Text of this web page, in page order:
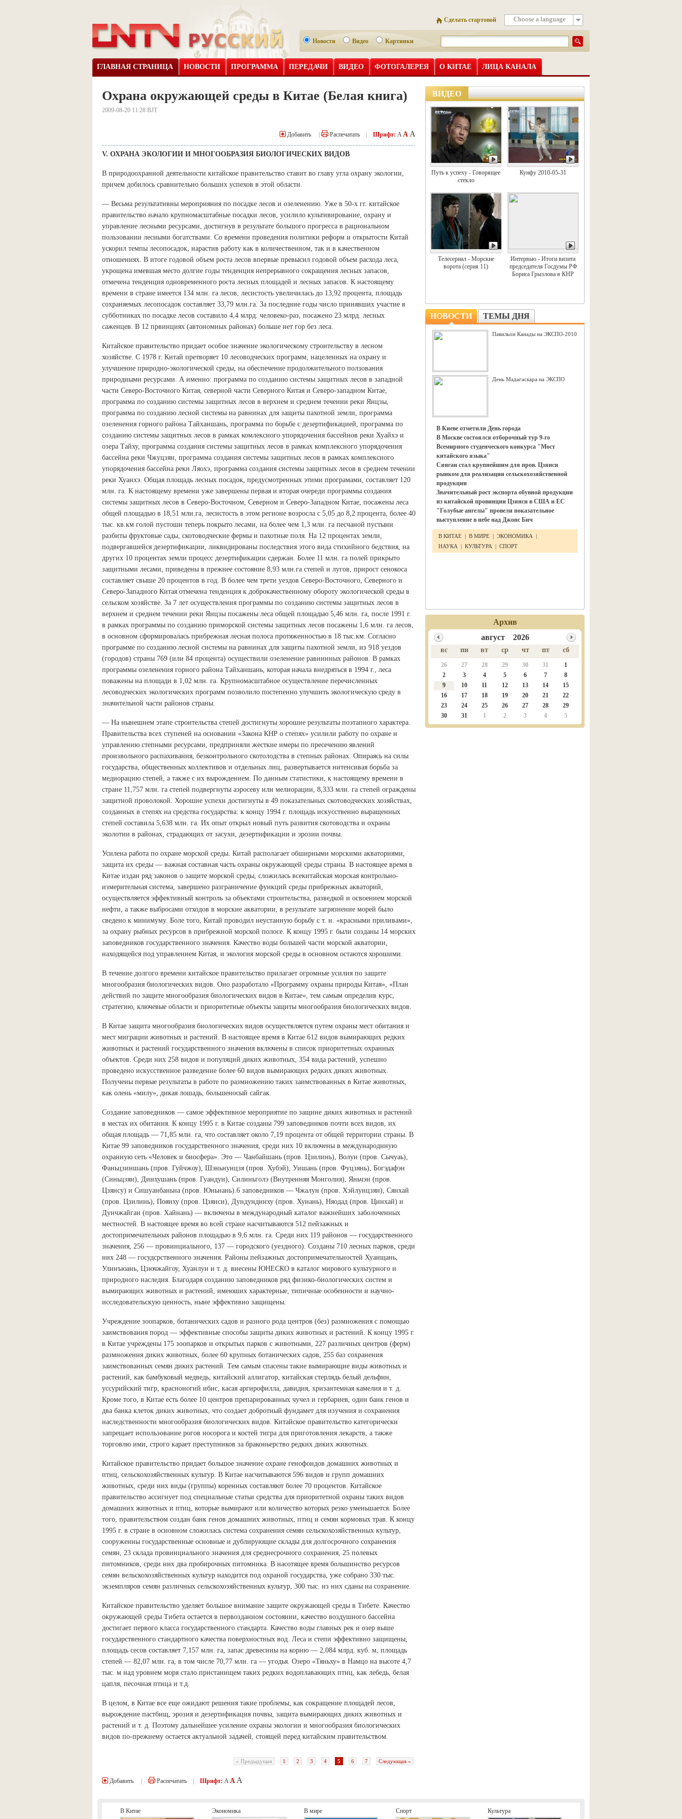
Choose a language
Сделать стартовой
Новости Видео Картинки
ГЛАВНАЯ СТРАНИЦА НОВОСТИ ПРОГРАММА ПЕРЕДАЧИ ВИДЕО ФОТОГАЛЕРЕЯ О КИТАЕ ЛИЦА КАНАЛА
Охрана окружающей среды в Китае (Белая книга)
2009-08-20 11:28 BJT
Добавить Распечатать Шрифт: A A A
V. ОХРАНА ЭКОЛОГИИ И МНОГООБРАЗИЯ БИОЛОГИЧЕСКИХ ВИДОВ
В природоохранной деятельности китайское правительство ставит во главу угла охрану экологии,
причем добилось сравнительно больших успехов в этой области.
— Весьма результативны мероприяния по посадке лесов и озеленению. Уже в 50-х гг. китайское
правительство начало крупномасштабные посадки лесов, усилило культивирование, охрану и
управление лесными ресурсами, достигнув в результате большого прогресса в рациональном
пользовании лесными богатствами. Со времени проведения политики реформ и открытости Китай
ускорил темпы лесопосадок, нарастив работу как в количественном, так и в качественном
отношениях. В итоге годовой объем роста лесов впервые превысил годовой объем расхода леса,
укрощена имевшая место долгие годы тенденция непрерывного сокращения лесных запасов,
отмечена тенденция одновременного роста лесных площадей и лесных запасов. К настоящему
времени в стране имеется 134 млн. га лесов, лесистость увеличилась до 13,92 процента, площадь
сохраняемых лесопосадок составляет 33,79 млн.га. За последние годы число принявших участие в
субботниках по посадке лесов составило 4,4 млрд. человеко-раз, посажено 23 млрд. лесных
саженцев. В 12 првинциях (автономных районах) больше нет гор без леса.
Китайское правительство придает особое значение экологическому строительству в лесном
хозяйстве. С 1978 г. Китай претворяет 10 лесоводческих программ, нацеленных на охрану и
улучшение природно-экологической среды, на обеспечение продолжительного ползования
природными ресурсами. А именно: программа по созданию системы защитных лесов в западной
части Северо-Восточного Китая, северной части Северного Китая и Северо-западном Китае,
программа по созданию системы защитных лесов в верхнем и среднем течении реки Янцзы,
программа по созданию лесной системы на равнинах для защиты пахотной земли, программа
озеленения горного района Тайханшань, программа по борьбе с дезертификацией, программа по
созданию системы защитных лесов в рамках комлексного упорядочения бассейнов реки Хуайхэ и
озера Тайху, программа создания системы защитных лесов в рамках комплексного упорядочения
бассейна реки Чжуцзян, программа создания системы защитных лесов в рамках комплексного
упорядочения бассейна реки Ляохэ, программа создания системы защитных лесов в среднем течении
реки Хуанхэ. Общая площадь лесных посадок, предусмотренных этими програмами, составляет 120
млн. га. К настоящему времени уже завершены первая и вторая очереди программы создания
системы защитных лесов в Северо-Восточном, Северном и Северо-Западном Китае, посажены леса
общей площадью в 18,51 млн.га, лесистость в этом регионе возросла с 5,05 до 8,2 процента, более 40
тыс. кв.км голой пустоши теперь покрыто лесами, на более чем 1,3 млн. га песчаной пустыни
разбиты фруктовые сады, скотоводческие фермы и пахотные поля. На 12 процентах земли,
подвергавшейся дезертификации, ликвидированы последствия этого вида стихийного бедствия, на
других 10 процентах земли процесс дезертификации сдержан. Более 11 млн. га полей прикрыто
защитными лесами, приведены в прежнее состояние 8,93 млн.га степей и лугов, прирост сенокоса
составляет свыше 20 процентов в год. В более чем трети уездов Северо-Восточного, Северного и
Северо-Западного Китая отмечена тенденция к доброкачественному обороту экологической среды в
сельском хозяйстве. За 7 лет осуществления программы по созданию системы защитных лесов в
верхнем и среднем течении реки Янцзы посажены леса общей площадью 5,46 млн. га, после 1991 г.
в рамках программы по созданию приморской системы защитных лесов посажены 1,6 млн. га лесов,
в основном сформировалась прибрежная лесная полоса протяженностью в 18 тыс.км. Согласно
программе по созданию лесной системы на равнинах для защиты пахотной земли, из 918 уездов
(городов) страны 769 (или 84 процента) осуществили озеленение равнинных районов. В рамках
программы озеленения горного района Тайханшань, которая начала внедряться в 1994 г., леса
поважены на площади в 1,02 млн. га. Крупномасштабное осуществление перечисленных
лесоводческих экологических программ позволило постепенно улучшить экологическую среду в
значительной части районов страны.
— На нынешнем этапе строительства степей достигнуты хорошие результаты поэтапного характера.
Правительства всех ступеней на основании «Закона КНР о степях» усилили работу по охране и
управлению степными ресурсами, предприняли жесткие имеры по пресечению явлений
произвольного распахивания, безконтрольного скотолодства в степных районах. Опираясь на силы
государства, общественных коллективов и отдельных лиц, развертывается нитенсивая борьба за
медиорацию степей, а также с их вырождением. По данным статистики, к настоящему времени в
стране 11,757 млн. га степей подвергнуты аэросеву или мелиорации, 8,333 млн. га степей ограждены
защитной проволокой. Хорошие успехи достигнуты в 49 показательных скотоводческих хозяйствах,
созданных в степях на средства государства: к концу 1994 г. площадь искусственно выращенных
степей составила 5,638 млн. га. Их опыт открыл новый путь развития скотоводства и охраны
эколотии в районах, страдающих от засухи, дезертификации и эрозии почвы.
Усилена работа по охране морской среды. Китай располагает обширными морскими акваториями,
защита их среды — важная составная часть охраны окружающей среды страны. В настоящее время в
Китае издан ряд законов о защите морской среды, сложилась всекитайская морская контрольно-
измерительная система, завершено разграничение функций среды прибрежных акваторий,
осуществляется эффективный контроль за объектами строительства, разведкой и освоением морской
нефти, а также выбросами отходов в морские акватории, в результате загрязнение морей было
сведено к минимуму. Боле того, Китай проводил неустанную борьбу с т. н. «красными приливами»,
за охрану рыбных ресурсов в прибрежной морской полосе. К концу 1995 г. были созданы 14 морских
заповедников государственного значения. Качество воды большей части морской акватории,
находящейся под управлением Китая, и экология морской среды в основном остаются хорошими.
В течение долгого времени китайское правительство прилагает огромные усилия по защите
многообразия биологических видов. Оно разработало «Программу охраны природы Китая», «План
действий по защите многообразия биологических видов в Китае», тем самым определив курс,
стратегию, ключевые области и приоритетные объекты защиты многообразия биологических видов.
В Китае защита многообразия биологических видов осуществляется путем охраны мест обитания и
мест миграции животных и растений. В настоящее время в Китае 612 видов вымирающих редких
животных и растений государственного значения включены в список приоритетных охранных
объектов. Среди них 258 видов и популяций диких животных, 354 вида растений, успешно
проведено искусственное разведение более 60 видов вымирающих редких диких животных.
Получены первые результаты в работе по размножению таких заимствованных в Китае животных,
как олень «милу», дикая лошадь, большеносый сайгак.
Создание заповедников — самое эффективное мероприятие по защине диких животных и растений
в местах их обитания. К концу 1995 г. в Китае созданы 799 заповедников почти всех видов, их
общая площадь — 71,85 млн. га, что составляет около 7,19 процента от общей территории страны. В
Китае 99 заповедников государственного значения, среди них 10 включены в международнную
охранную сеть «Человек и биосфера». Это — Чанбайшань (пров. Цзилинь), Волун (пров. Сычуаь),
Фаньцзиншань (пров. Гуйчжоу), Шэньнунцзя (пров. Хубэй), Уишань (пров. Фуцзянь), Богэдафэн
(Синьцзян), Динхушань (пров. Гуандун), Силиньголэ (Внутренняя Монголия), Яньчэн (пров.
Цзянсу) и Сишуанбаньна (пров. Юньнань).6 заповедников — Чжалун (пров. Хэйлунцзян), Сянхай
(пров. Цзилинь), Поянху (пров. Цзянси), Дундундинху (пров. Хунань), Няодад (пров. Цинхай) и
Дунчжайган (пров. Хайнань) — включены в международный каталог важнейших заболоченных
местностей. В настоящее время во всей стране насчитываются 512 пейзажных и
достопримечательных районов площадью в 9,6 млн. га. Среди них 119 районов — государственного
значения, 256 — провинциального, 137 — городского (уездного). Созданы 710 лесных парков, среди
них 248 — госудсрственного значения. Районы пейзажных достопримечательностей Хуанщань,
Улинъюань, Цзючжайгоу, Хуанлун и т. д. внесены ЮНЕСКО в каталог мирового культурного и
природного наследия. Благодаря созданию заповедников ряд физико-биологических систем и
вымирающих животных и растений, имеюших характерные, типичные особенности и научно-
исследовательскую ценность, ныне эффективно защищены.
Учреждение зоопарков, ботанических садов и разного рода центров (без) размножения с помощью
заимствования пород — эффективные способы защиты диких животных и растений. К концу 1995 г.
в Китае учреждены 175 зоопарков и открытых парков с животными, 227 различных центров (ферм)
размножения диких животных, более 60 крупных ботанических садов, 255 баз сохранения
заимствованных семян диких растений. Тем самым спасены такие вымирающие виды животных и
растений, как бамбуковый медведь, китайский аллигатор, китайская стерлядь белый дельфин,
уссурийский тигр, красноногий ибис, касая аргирофилла, давидия, хризантемная камелия и т. д.
Кроме того, в Китае есть более 10 центров препарированных чучел и гербариев, один банк генов и
два банка клеток диких животных, что создает добротный фундамет для изучения и сохранения
наследственности многообразия биологических видов. Китайское правительство категорически
запрещает использование рогов носорога и костей тигра для приготовления лекарств, а также
торговлю ими, строго карает преступников за браконьерство редких диких животных.
Китайское правительство придает большое значение охране генофондов домашних животных и
птиц, сельскохозяйственных культур. В Китае насчитываются 596 видов и групп домашних
животных, среди них виды (группы) коренных составляют более 70 процентов. Китайское
правительство ассигнует под специальные статьи средства для приоритетной охраны таких видов
домашних животных и птиц, которые вымирают или количество которых резко уменьшается. Более
того, правительством создан банк генов домашних животных, птиц и семян кормовых трав. К концу
1995 г. в стране в основном сложилась система сохранения семян сельскохозяйственных культур,
сооруженны государственные основные и дублирующие склады для долгосрочного сохранения
семян, 23 склада провинциального значения для среднесрочного сохранения, 25 полевых
питомников, среди них два пробирочных питомника. В насотящее время большинство ресурсов
семян вельскохозяйственных культур находится под охраной государства, уже собрано 330 тыс.
экземпляров семян различных сельскохозяйственных культур, 300 тыс. из них сданы на сохранение.
Китайское правительство уделяет большое внимание защите окружающей среды в Тибете. Качество
окружающей среды Тибета остается в первозданном состоянии, качество воздушного бассейна
достигает первого класса государственного стандарта. Качество воды главных рек и озер выше
государственного стандартного качества поверхностных вод. Леса и степи эффективно защищены,
площадь сесов составляет 7,157 млн. га, запас древесины на корню — 2,084 млрд. куб. м, площадь
степей — 82,07 млн. га, в том числе 70,77 млн. га — угодья. Озеро «Тяньху» в Намцо на высоте 4,7
тыс. м над уровнем моря стало пристанищем таких редких водоплавающих птиц, как лебедь, белая
цапля, песочная птица и т.д.
В целом, в Китае все еще ожидают решения такие проблемы, как сокращение площадей лесов,
вырождение пастбищ, эрозия и дезертификация почвы, защита вымирающих диких животных и
растений и т. д. Поэтому дальнейшее усиление охраны экологии и многообразия биологических
видов по-прежнему остается актуальной задачей, стоящей перед китайским правительством.
« Предыдущая 1 2 3 4 5 6 7 Следующая »
Добавить Распечатать Шрифт: A A A
ВИДЕО
Путь к успеху - Говорящее
стекло
Кунфу 2010-05-31
Телесериал - Морские
ворота (серия 11)
Интервью - Итоги визита
председателя Госдумы РФ
Бориса Грызлова в КНР
НОВОСТИ ТЕМЫ ДНЯ
Павильон Канады на ЭКСПО-2010
День Мадагаскара на ЭКСПО
В Киеве отметили День города
В Москве состоялся отборочный тур 9-го
Всемирного студенческого конкурса "Мост
китайского языка"
Сянган стал крупнейшим для пров. Цзянси
рынком для реализации сельскохозяйственной
продукции
Значительный рост экспорта обувной продукции
из китайской провинции Цзянси в США и ЕС
"Голубые ангелы" провели показательное
выступление в небе над Джонс Бич
В КИТАЕ | В МИРЕ | ЭКОНОМИКА |
НАУКА | КУЛЬТУРА | СПОРТ
Архив
август 2026
вс пн вт ср чт пт сб
26 27 28 29 30 31
1
2
3 4 5 6 7
8
9
10 11 12 13 14
15
16
17 18 19 20 21
22
23
24 25 26 27 28
29
30
31 1 2 3 4 5
В Китае Экономика В мире Спорт Культура